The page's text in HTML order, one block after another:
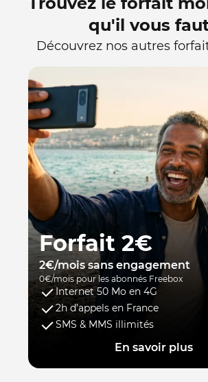
qu'il vous
Découvrez nos autres
Forfait 2€
2€/mois sans engagement
0€/mois pour les abonnés Freebox
Internet 50 Mo en 4G
2h d’appels en France
SMS & MMS illimités
En savoir plus